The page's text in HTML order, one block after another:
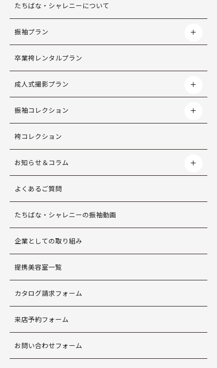
たちばな・シャレニーについて
振袖プラン
卒業袴レンタルプラン
成人式撮影プラン
振袖コレクション
袴コレクション
お知らせ＆コラム
よくあるご質問
たちばな・シャレニーの振袖動画
企業としての取り組み
提携美容室一覧
カタログ請求フォーム
来店予約フォーム
お問い合わせフォーム